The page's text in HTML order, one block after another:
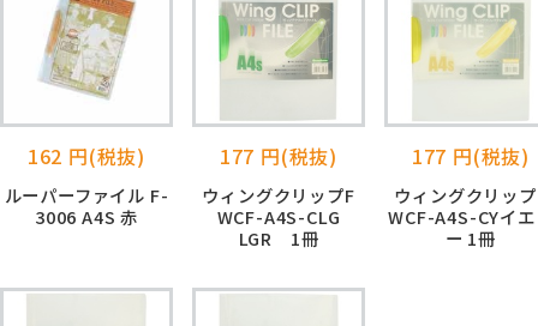
162 円(税抜)
ルーパーファイル F-
3006 A4S 赤
177 円(税抜)
ウィングクリップF
WCF-A4S-CLG
LGR 1冊
177 円(税抜)
ウィングクリッ
WCF-A4S-CYイ
ー 1冊